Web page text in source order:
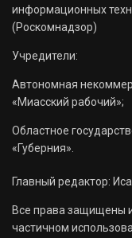
информационных
(Роскомнадзор)
Учредители:
Автономная
«Миасский рабочий»;
Областное
«Губерния».
Главный редактор:
Все права защищены
частичном